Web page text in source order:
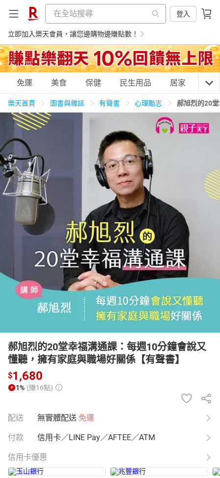
登入
立即加入樂天會員，讓您邊購物邊賺點數！
購物網分類
天天免運 養生保健 民生用品
居家生活 運動休閒
女裝 男裝 化妝保養 情趣用品
日本購物 電子/紙本書
HOT
免運 美食 保健 民生用品 居家 3C
樂天首頁 圖書與雜誌 有聲書 心理勵志 郝旭烈的20
郝旭烈的20堂幸福溝通課：每週10分鐘會說又
懂聽，擁有家庭與職場好關係【有聲書】
$1,680
1% (賺16點)
配送 無實體配送 免運
付款 信用卡／LINE Pay／AFTEE／ATM
信用卡優惠